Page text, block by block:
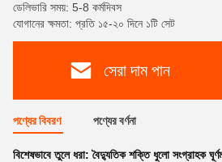
ডেলিভারি সময়: 5-8 কর্মদিবস
যোগানের ক্ষমতা: প্রতি ১৫-২০ দিনে ১টি সেট
সেরা দাম পান
পণ্যের বিবরণ পণ্যের বর্ণনা
বিশেষভাবে তুলে ধরা:বৈদ্যুতিক শক্তি ধুলো সংগ্রাহক